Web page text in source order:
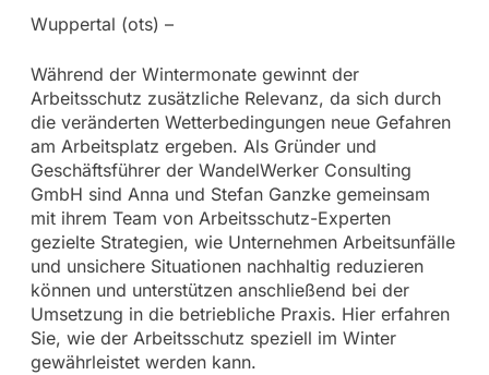
Wuppertal (ots) –
Während der Wintermonate gewinnt der
Arbeitsschutz zusätzliche Relevanz, da sich durch
die veränderten Wetterbedingungen neue Gefahren
am Arbeitsplatz ergeben. Als Gründer und
Geschäftsführer der WandelWerker Consulting
GmbH sind Anna und Stefan Ganzke gemeinsam
mit ihrem Team von Arbeitsschutz-Experten
gezielte Strategien, wie Unternehmen Arbeitsunfälle
und unsichere Situationen nachhaltig reduzieren
können und unterstützen anschließend bei der
Umsetzung in die betriebliche Praxis. Hier erfahren
Sie, wie der Arbeitsschutz speziell im Winter
gewährleistet werden kann.